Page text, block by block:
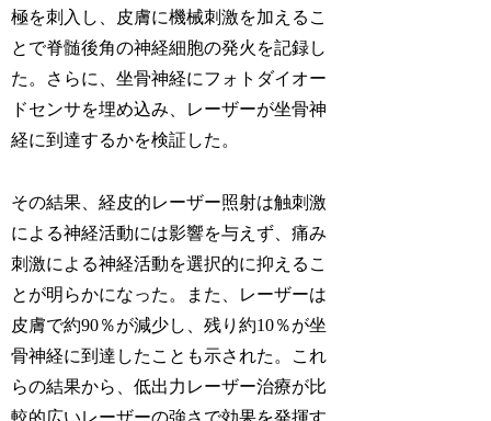
極を刺入し、皮膚に機械刺激を加えるこ
とで脊髄後角の神経細胞の発火を記録し
た。さらに、坐骨神経にフォトダイオー
ドセンサを埋め込み、レーザーが坐骨神
経に到達するかを検証した。
その結果、経皮的レーザー照射は触刺激
による神経活動には影響を与えず、痛み
刺激による神経活動を選択的に抑えるこ
とが明らかになった。また、レーザーは
皮膚で約90％が減少し、残り約10％が坐
骨神経に到達したことも示された。これ
らの結果から、低出力レーザー治療が比
較的広いレーザーの強さで効果を発揮す